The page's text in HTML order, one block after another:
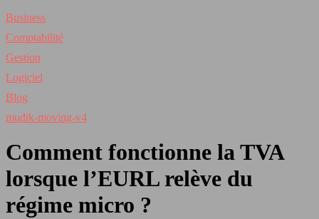
Business
Comptabilité
Gestion
Logiciel
Blog
mudik-moving-v4
Comment fonctionne la TVA
lorsque l’EURL relève du
régime micro ?